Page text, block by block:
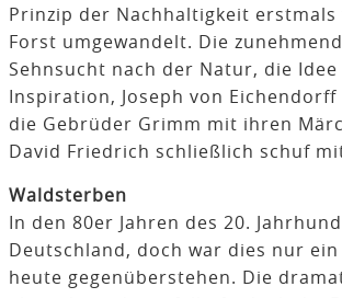
Prinzip der Nachhaltigkeit
Forst umgewandelt. Die
Sehnsucht nach der Natur, die
Inspiration, Joseph von
die Gebrüder Grimm mit ihren
David Friedrich schließlich schuf
Waldsterben
In den 80er Jahren des 20.
Deutschland, doch war dies nur
heute gegenüberstehen. Die